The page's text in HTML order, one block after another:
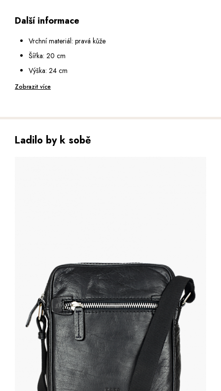
Na zadní straně: kapsa na zip
Popruh na rameno: textilní, nastavitelný v rozmezí 75 - 145 cm
Další informace
Vrchní materiál: pravá kůže
Šířka: 20 cm
Výška: 24 cm
Hloubka: 6 cm
Zobrazit více
Ladilo by k sobě